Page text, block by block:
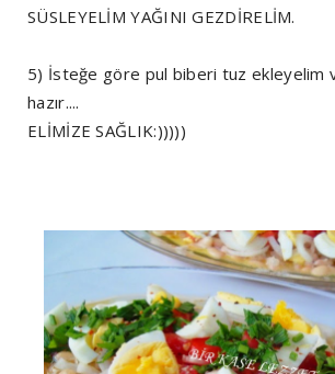
SÜSLEYELİM YAĞINI GEZDİRELİM.
5) İsteğe göre pul biberi tuz ekleyelim
hazır....
ELİMİZE SAĞLIK:)))))